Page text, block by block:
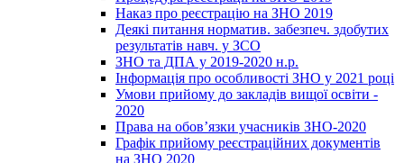
Наказ про реєстрацію на ЗНО 2019
Деякі питання норматив. забезпеч. здобутих
результатів навч. у ЗСО
ЗНО та ДПА у 2019-2020 н.р.
Інформація про особливості ЗНО у 2021 році
Умови прийому до закладів вищої освіти -
2020
Права на обов’язки учасників ЗНО-2020
Графік прийому реєстраційних документів
на ЗНО 2020